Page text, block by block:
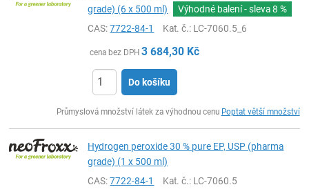
grade) (6 x 500 ml)
Výhodné balení - sleva8 %
CAS:7722-84-1 Kat. č.: LC-7060.5_6
cena bez DPH 3 684,30 Kč
Do košíku
Průmyslová množství látek za výhodnou cenu Poptat větší množství
Hydrogen peroxide 30 % pure EP, USP (pharma
grade) (1 x 500 ml)
CAS:7722-84-1 Kat. č.: LC-7060.5